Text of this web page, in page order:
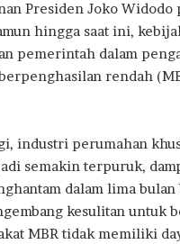
s
A
p
g
ra
m
e
Presiden Joko Widodo
hingga saat ini,
pemerintah dalam
rendah
industri perumahan
semakin terpuruk,
dalam lima
kesulitan untuk
MBR tidak memiliki